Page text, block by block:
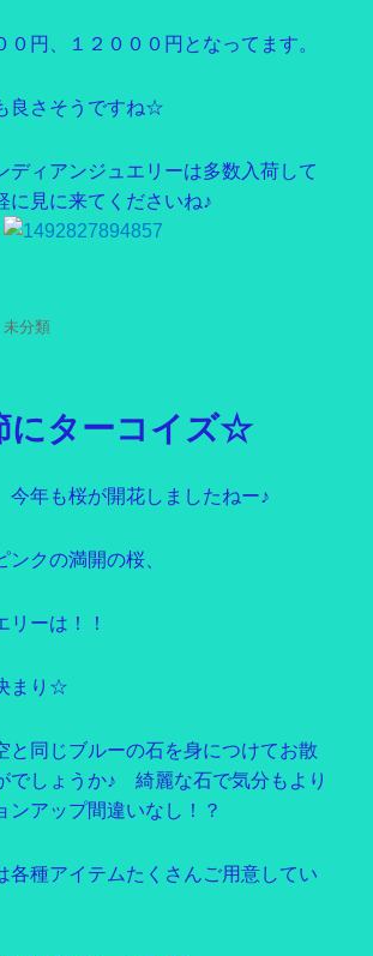
０円、１２０００円となってます。
良さそうですね☆
ディアンジュエリーは多数入荷して
に見に来てくださいね♪
カ
ー
未分類
にターコイズ☆
年も桜が開花しましたねー♪
ンクの満開の桜、
リーは！！
まり☆
と同じブルーの石を身につけてお散
でしょうか♪ 綺麗な石で気分もより
ンアップ間違いなし！？
各種アイテムたくさんご用意してい